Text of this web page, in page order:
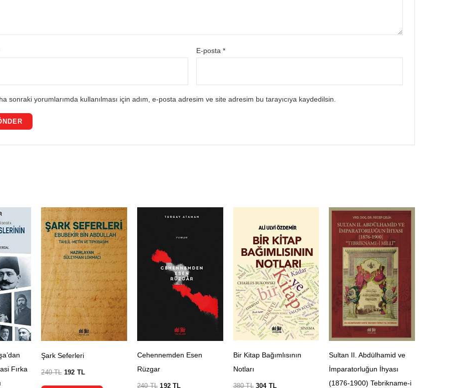
E-posta*
sonraki yorumlarımda kullanılması için adım, e-posta adresim ve site adresim bu tarayıcıya kaydedilsin.
Fırka
Şark Seferleri
240TL 192 TL
Cehennemden Esen
Rüzgar
240TL 192TL
Bir Kitap Bağımlısının
Notları
380TL 304 TL
Sultan II. Abdülhamid ve
İmparatorluğun İhyası
(1876-1900) Tebrikname-i